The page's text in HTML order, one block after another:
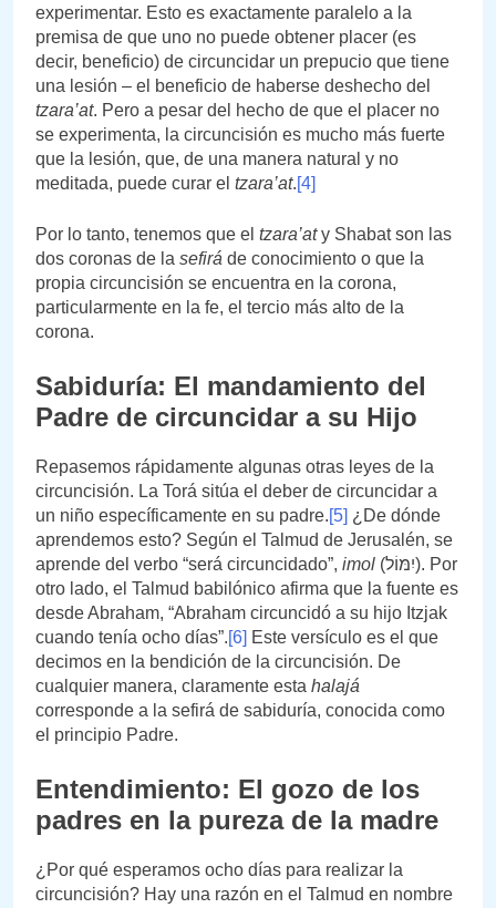
experimentar. Esto es exactamente paralelo a la
premisa de que uno no puede obtener placer (es
decir, beneficio) de circuncidar un prepucio que tiene
una lesión – el beneficio de haberse deshecho del
tzara’at. Pero a pesar del hecho de que el placer no
se experimenta, la circuncisión es mucho más fuerte
que la lesión, que, de una manera natural y no
meditada, puede curar el tzara’at.[4]
Por lo tanto, tenemos que el tzara’aty Shabat son las
dos coronas de la sefirá de conocimiento o que la
propia circuncisión se encuentra en la corona,
particularmente en la fe, el tercio más alto de la
corona.
Sabiduría: El mandamiento del
Padre de circuncidar a su Hijo
Repasemos rápidamente algunas otras leyes de la
circuncisión. La Torá sitúa el deber de circuncidar a
un niño específicamente en su padre.[5] ¿De dónde
aprendemos esto? Según el Talmud de Jerusalén, se
aprende del verbo “será circuncidado”, imol (יִמּוֹל). Por
otro lado, el Talmud babilónico afirma que la fuente es
desde Abraham, “Abraham circuncidó a su hijo Itzjak
cuando tenía ocho días”.[6] Este versículo es el que
decimos en la bendición de la circuncisión. De
cualquier manera, claramente esta halajá
corresponde a la sefirá de sabiduría, conocida como
el principio Padre.
Entendimiento: El gozo de los
padres en la pureza de la madre
¿Por qué esperamos ocho días para realizar la
circuncisión? Hay una razón en el Talmud en nombre